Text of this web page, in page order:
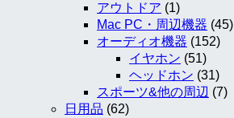
アウトドア (1)
Mac PC・周辺機器 (45)
オーディオ機器 (152)
イヤホン (51)
ヘッドホン (31)
スポーツ&他の周辺 (7)
日用品 (62)